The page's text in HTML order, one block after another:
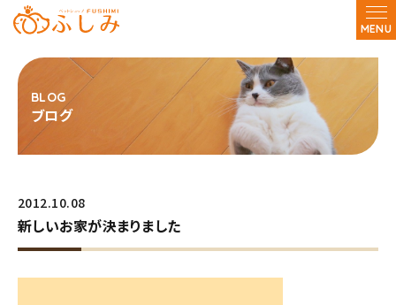
MENU
ブログ
2012.10.08
新しいお家が決まりました